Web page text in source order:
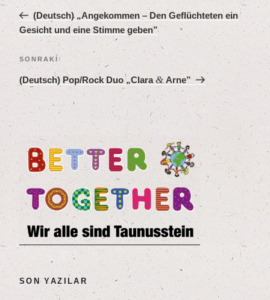
Yazı
(Deutsch)„Ange­kom­men – Den Geflüch­te­ten ein
Gesicht und eine Stim­me geben”
Sonraki
Yazı
SONRAKI
(Deutsch) Pop/​Rock Duo„Cla­ra&Arne”
SON YAZILAR